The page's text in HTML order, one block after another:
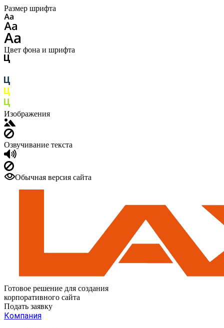
Размер шрифта
Цвет фона и шрифта
Изображения
Озвучивание текста
Обычная версия сайта
Готовое решение для создания
корпоративного сайта
Подать заявку
Компания